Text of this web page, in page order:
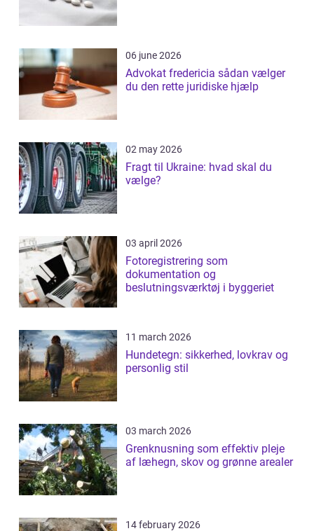
06 june 2026
Advokat fredericia sådan vælger
du den rette juridiske hjælp
02 may 2026
Fragt til Ukraine: hvad skal du
vælge?
03 april 2026
Fotoregistrering som
dokumentation og
beslutningsværktøj i byggeriet
11 march 2026
Hundetegn: sikkerhed, lovkrav og
personlig stil
03 march 2026
Grenknusning som effektiv pleje
af læhegn, skov og grønne arealer
14 february 2026